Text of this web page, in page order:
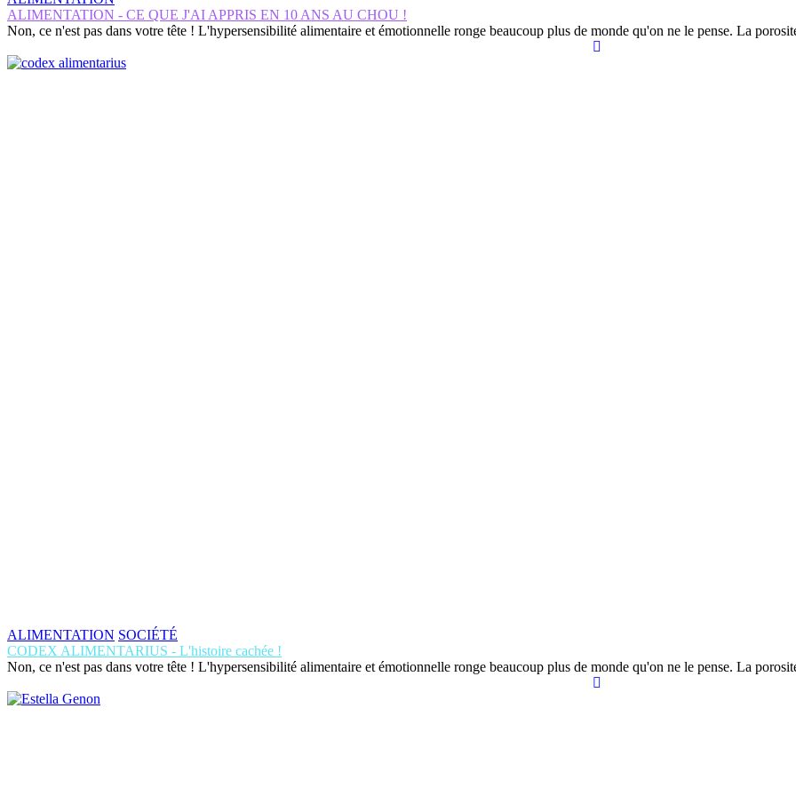
ALIMENTATION - CE QUE J'AI APPRIS EN 10 ANS AU CHOU !
Non, ce n'est pas dans votre tête ! L'hypersensibilité alimentaire et émotionnelle ronge beaucoup plus de monde qu'on ne le pense. La
ALIMENTATION SOCIÉTÉ
CODEX ALIMENTARIUS - L'histoire cachée !
Non, ce n'est pas dans votre tête ! L'hypersensibilité alimentaire et émotionnelle ronge beaucoup plus de monde qu'on ne le pense. La